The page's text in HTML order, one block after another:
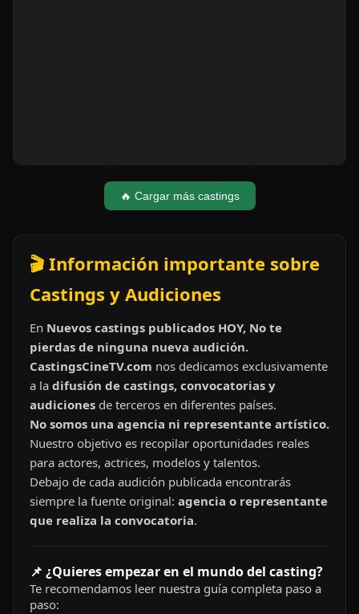
🔥 Cargar más castings
🎬 Información importante sobre
Castings y Audiciones
En Nuevos castings publicados HOY, No te
pierdas de ninguna nueva audición.
CastingsCineTV.com nos dedicamos exclusivamente
a la difusión de castings, convocatorias y
audiciones de terceros en diferentes países.
No somos una agencia ni representante artístico.
Nuestro objetivo es recopilar oportunidades reales
para actores, actrices, modelos y talentos.
Debajo de cada audición publicada encontrarás
siempre la fuente original: agencia o representante
que realiza la convocatoria.
📌 ¿Quieres empezar en el mundo del casting?
Te recomendamos leer nuestra guía completa paso a
paso: